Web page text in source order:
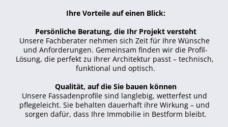
Ihre Vorteile auf einen Blick:
Persönliche Beratung, die Ihr Projekt versteht
Unsere Fachberater nehmen sich Zeit für Ihre Wünsche
und Anforderungen. Gemeinsam finden wir die Profil-
Lösung, die perfekt zu Ihrer Architektur passt – technisch,
funktional und optisch.
Qualität, auf die Sie bauen können
Unsere Fassadenprofile sind langlebig, wetterfest und
pflegeleicht. Sie behalten dauerhaft ihre Wirkung – und
sorgen dafür, dass Ihre Immobilie in Bestform bleibt.